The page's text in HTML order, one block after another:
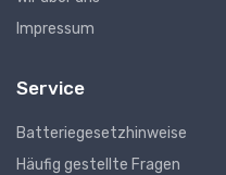
Impressum
Service
Batteriegesetzhinweise
Häufig gestellte Fragen